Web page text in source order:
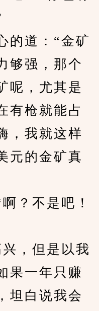
道：“金矿
够强，那个
呢，尤其是
有枪就能占
，我就这样
元的金矿真
？不是吧！
，但是以我
果一年只赚
坦白说我会